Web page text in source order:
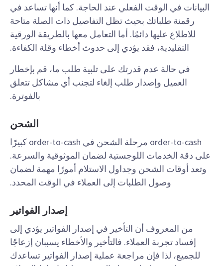
البيانات في الوقت الفعلي عند الحاجة. كما أنها تساعد في
رقمنة طلباتك بحيث تظل التفاصيل ذات الصلة متاحة
للاطلاع عليها دائمًا. أما التعامل معها بالطريقة الورقية
التقليدية، فقد يؤدي إلى حدوث أخطاء وقلة الكفاءة.
في حالة عدم قدرتك على تلبية طلب ما، قم بإخطار
العميل وإصدار طلب إلغاء لتجنب أي مشاكل تتعلق
بالفوترة.
الشحن
order-to-cash مرحلة الشحن في order-to-cash كبيرًا
على دقة الخدمات اللوجستية لضمان الموثوقية والسرعة.
وتعد أوقات الشحن وجداول الاستلام أمورًا مهمة لضمان
وصول الطلبات إلى العملاء في الوقت المحدد.
إصدار الفواتير
من المعروف أن التأخير في إصدار الفواتير يؤدي إلى
إفساد تجربة العملاء. فالتأخير والأخطاء يسببان إزعاجًا
للجميع، لذا فإن مراجعة عملية إصدار الفواتير تساعدك